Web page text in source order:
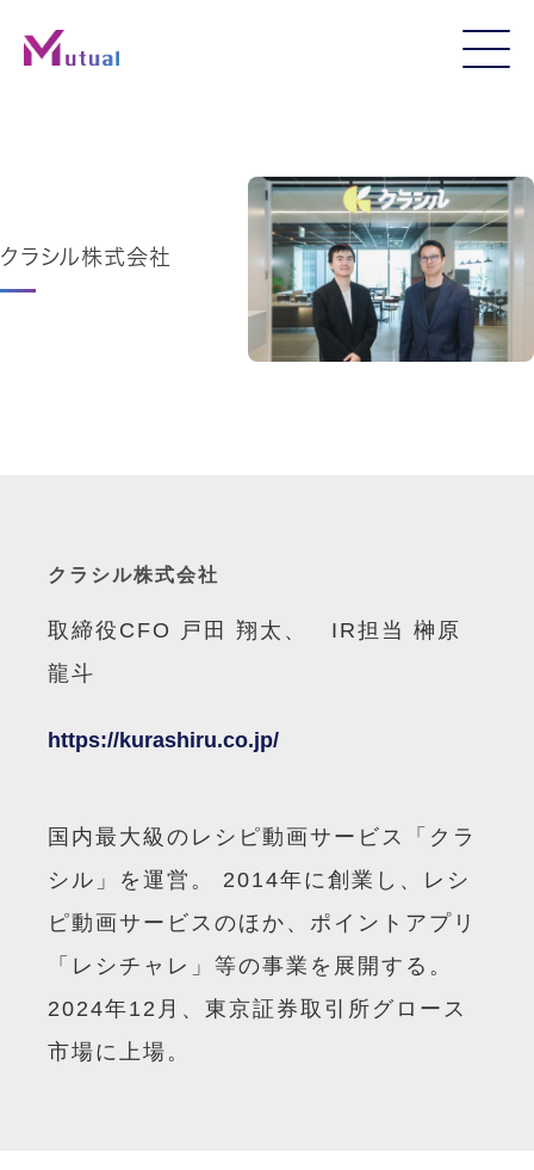
クラシル株式会社
クラシル株式会社
取締役CFO 戸田 翔太、 IR担当 榊原
龍斗
https://kurashiru.co.jp/
国内最大級のレシピ動画サービス「クラ
シル」を運営。 2014年に創業し、レシ
ピ動画サービスのほか、ポイントアプリ
「レシチャレ」等の事業を展開する。
2024年12月、東京証券取引所グロース
市場に上場。